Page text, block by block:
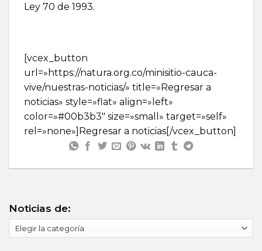
Ley 70 de 1993.
[vcex_button
url=»https://natura.org.co/minisitio-cauca-
vive/nuestras-noticias/» title=»Regresar a
noticias» style=»flat» align=»left»
color=»#00b3b3″ size=»small» target=»self»
rel=»none»]Regresar a noticias[/vcex_button]
Noticias de:
de: